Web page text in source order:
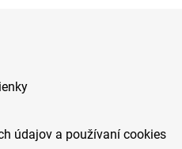
údajov a používaní cookies